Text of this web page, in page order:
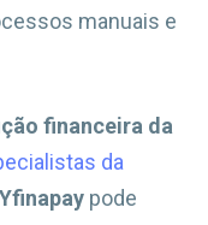
manuais e
financeira da
da
Yfinapay pode